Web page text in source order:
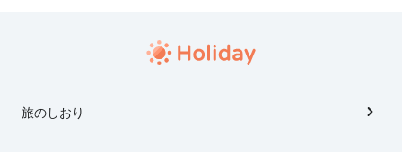
旅のしおり